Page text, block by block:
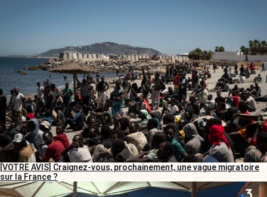
[VOTRE AVIS] Craignez-vous, prochainement, une vague migratoire
sur la France ?